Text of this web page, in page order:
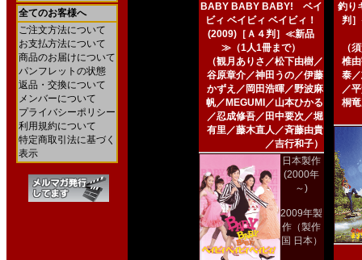
全てのお客様へ
ご注文方法について
お支払方法について
商品のお届けについて
パンフレットの状態
返品・交換について
メンバーについて
プライバシーポリシー
利用規約について
特定商取引法に基づく
表示
BABY BABY BABY! ベイ
ビィ ベイビィ ベイビィ！
(2009)［Ａ４判］≪新品
≫（1人1冊まで）
（観月ありさ／松下由樹／
谷原章介／神田うの／伊藤
かずえ／岡田浩暉／野波麻
帆／MEGUMI／山本ひかる
／忍成修吾／田中要次／堀
有里／藤木直人／斉藤由貴
／吉行和子）
日本製作
(2000年
～)
2009年製
作（製作
国 日本）
釣り
判
（
椎
泰
／
桐